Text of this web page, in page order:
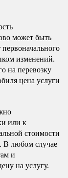
может быть
изменений.
на перевозку
цена услуги
или к
стоимости
В любом случае
и
на услугу.